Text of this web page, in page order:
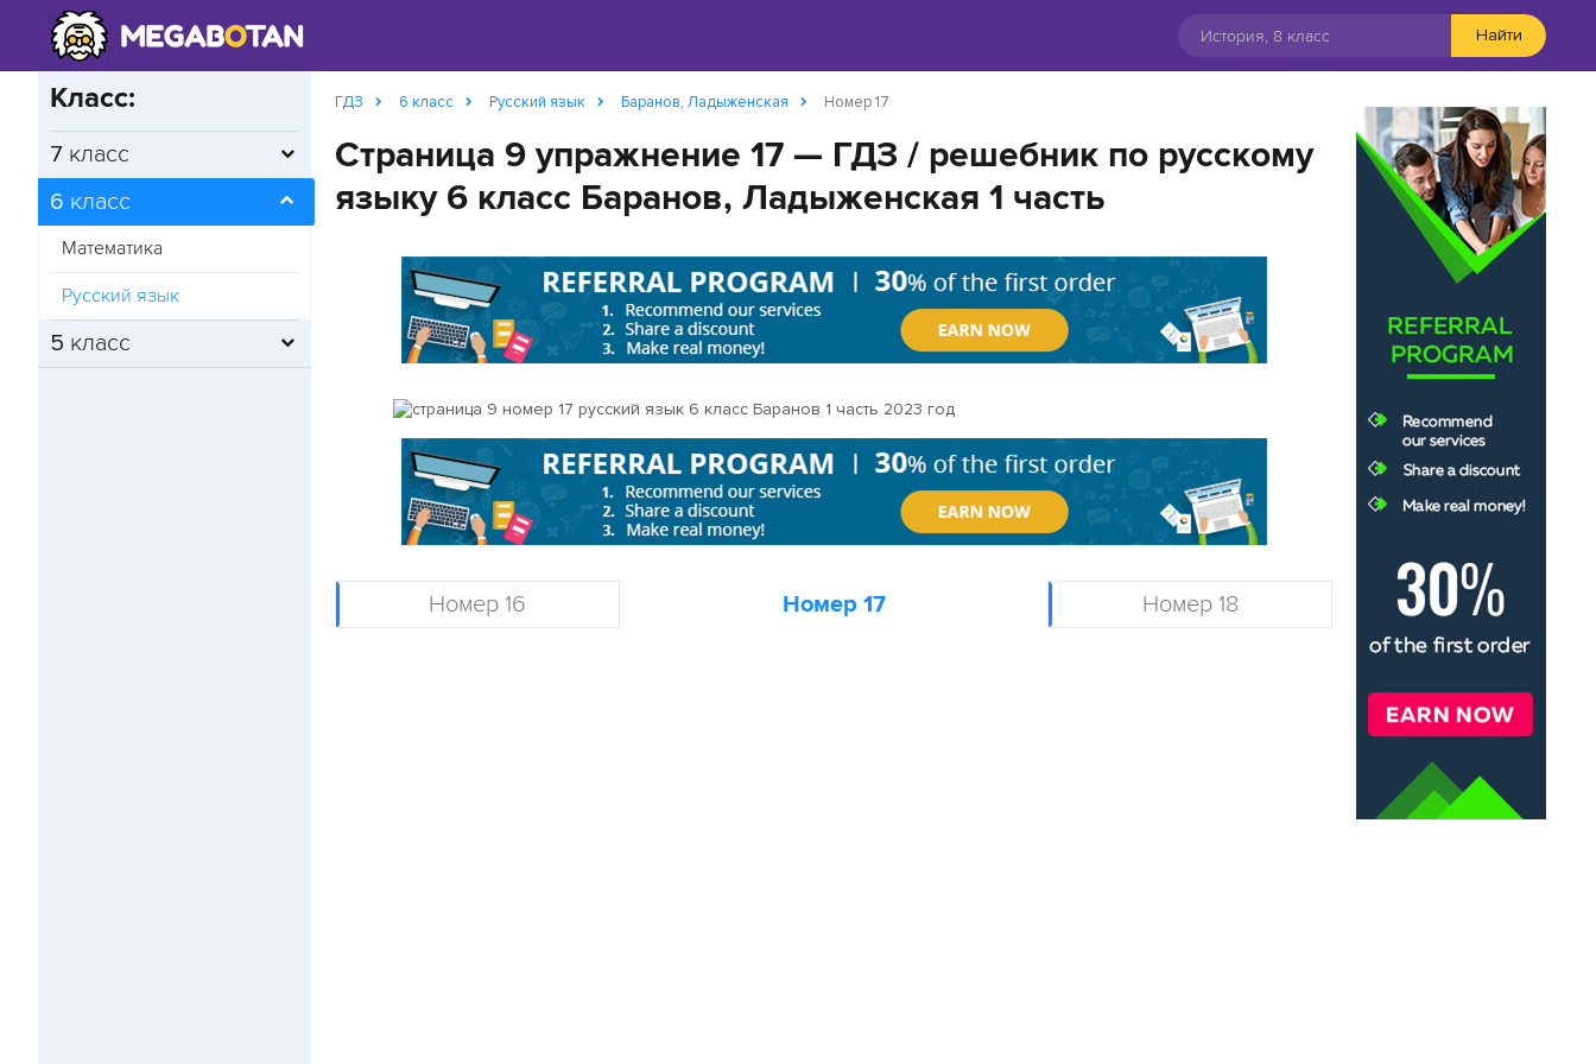
Класс:
7 класс
6 класс
Математика
Русский язык
5 класс
ГДЗ 6 класс Русский язык Баранов, Ладыженская Номер 17
Страница 9 упражнение 17 — ГДЗ / решебник по русскому
языку 6 класс Баранов, Ладыженская 1 часть
Номер 16 Номер 18
Номер 17
Найти